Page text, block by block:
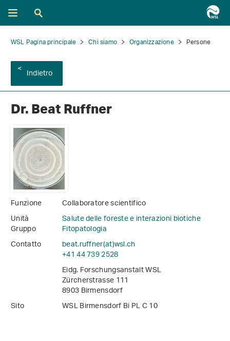
WSL Pagina principale Chi siamo Organizzazione Persone
Indietro
Dr. Beat Ruffner
Funzione
Collaboratore scientifico
Unità
Salute delle foreste e interazioni biotiche
Gruppo
Fitopatologia
Contatto
beat.ruffner(at)wsl.ch
+41 44 739 2528
Eidg. Forschungsanstalt WSL
Zürcherstrasse 111
8903 Birmensdorf
Sito
WSL Birmensdorf Bi PL C 10